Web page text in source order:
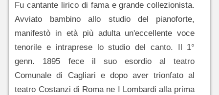
Fu cantante lirico di fama e grande collezionista.
Avviato bambino allo studio del pianoforte,
manifestò in età più adulta un'eccellente voce
tenorile e intraprese lo studio del canto. Il 1°
genn. 1895 fece il suo esordio al teatro
Comunale di Cagliari e dopo aver trionfato al
teatro Costanzi di Roma ne I Lombardi alla prima